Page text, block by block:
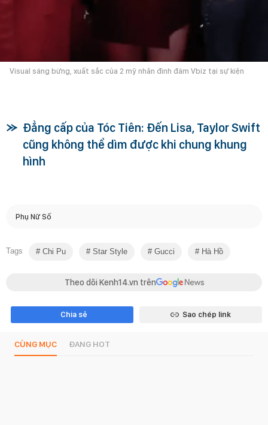
Visual sáng bừng, xuất sắc của 2 mỹ nhân đình đám Vbiz tại sự kiện
Đẳng cấp của Tóc Tiên: Đến Lisa, Taylor Swift
cũng không thể dìm được khi chung khung
hình
Phụ Nữ Số
Tags Chi Pu Star Style Gucci Hà Hồ
Theo dõi Kenh14.vn trên
Chia sẻ Sao chép link
CÙNG MỤC ĐANG HOT